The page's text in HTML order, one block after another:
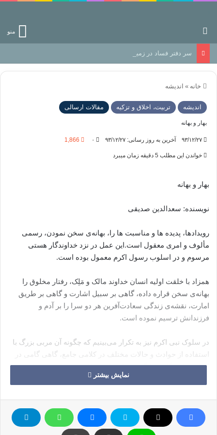
منو
سر دفتر فساد در زمین‌، دوری وکناره‌گیری از راه خداست‌!
خانه » اندیشه
اندیشه تربیت، اخلاق و تزکیه مقالات ارسالی
بهار و بهانه
۹۳/۱۲/۲۷ آخرین به روز رسانی: ۹۳/۱۲/۲۷ ۰ 1,866
خواندن این مطلب 5 دقیقه زمان میبرد
بهار و بهانه
نویسنده: سعدالدین صدیقی
رویدادها، پدیده‌‌ ها و مناسبت‌‌ ها را، بهانه‌ی سخن نمودن، رسمی
مألوف و امری معقول است.این عمل در نزد خداوندگار هستی
مرسوم و در اسلوب رسول اکرم معمول بوده است.
همزاد با خلقت اولیه انسان خداوند مالک و مَلِک، رفتار مخلوق را
بهانه‌ی سخن قراره داده، گاهی بر سبیل اشارت و گاهی بر طریق
امارت، نقشه‌ی زندگی سعادت‌آفرین هر دو سرا را بر آدم و
فرزندانش ترسیم نموده است.
در سلوک نبی اکرم نیز به تکرار می‌بینیم که چگونه آن مربی بزرگ با
استفاده از حوادث و حالات مختلف در کلامی جامع، گاهی گامی در
اقناع عقل و گاهی تلنگری بر احساس و قلب می‌نوازد و پیروان خود
را در مسیر پیمودن طریق حق و سعادت راهنما و دستگیر می‌گردد.
بهار بهانه‌ای است برای سخن گفتن و بهانه‌ای است برای عمل کردن.
بهار بهانه‌ای است تا در کنار این تحول و تغییر عظیم طبیعت ما نیز
نمایش بیشتر